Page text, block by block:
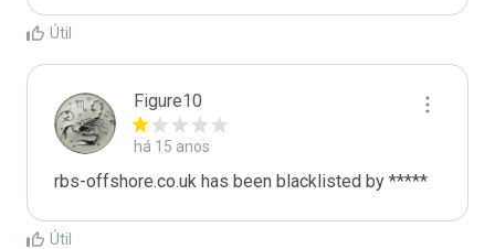
Útil
Figure10
há 15 anos
rbs-offshore.co.uk has been blacklisted by *****
Útil